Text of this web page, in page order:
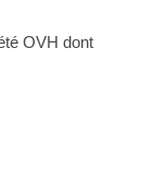
OVH dont